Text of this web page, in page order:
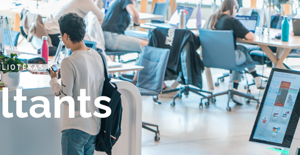
BIBLIOTĒKAS KONSULTANTS